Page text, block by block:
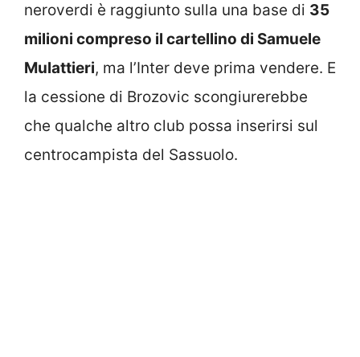
neroverdi è raggiunto sulla una base di 35
milioni compreso il cartellino di Samuele
Mulattieri, ma l’Inter deve prima vendere. E
la cessione di Brozovic scongiurerebbe
che qualche altro club possa inserirsi sul
centrocampista del Sassuolo.